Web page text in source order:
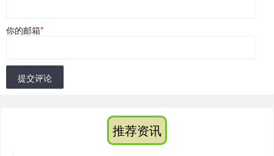
你的邮箱*
提交评论
推荐资讯